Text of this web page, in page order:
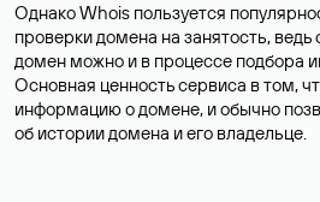
Однако Whois пользуется
проверки домена на занятость,
домен можно и в процессе подбора
Основная ценность сервиса в том,
информацию о домене, и обычно
об истории домена и его владельце.